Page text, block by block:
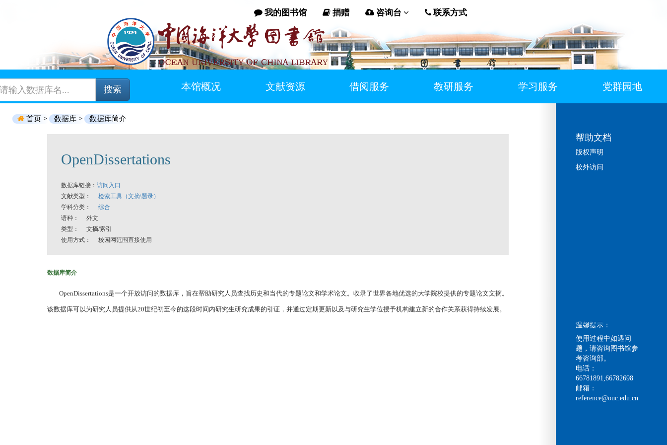
我的图书馆 捐赠 咨询台 联系方式
搜索 本馆概况 文献资源 借阅服务 教研服务 学习服务 党群园地
首页 > 数据库 > 数据库简介
OpenDissertations
数据库链接： 访问入口
文献类型： 检索工具（文摘\题录）
学科分类： 综合
语种： 外文
类型： 文摘/索引
使用方式： 校园网范围直接使用
数据库简介
OpenDissertations是一个开放访问的数据库，旨在帮助研究人员查找历史和当代的专题论文和学术论文。收录了世界各地优选的大学院校提供的专题论文文摘。
该数据库可以为研究人员提供从20世纪初至今的这段时间内研究生研究成果的引证，并通过定期更新以及与研究生学位授予机构建立新的合作关系获得持续发展。
帮助文档
版权声明
校外访问
温馨提示：
使用过程中如遇问
题，请咨询图书馆参
考咨询部。
电话：
66781891,66782698
邮箱：
reference@ouc.edu.cn